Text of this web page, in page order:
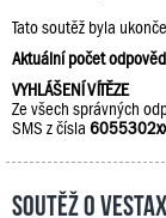
Tato soutěž byla
Aktuální počet
VYHLÁŠENÍ VÍTĚZE
Ze všech správných
SMS z čísla
Soutěž o Vestax